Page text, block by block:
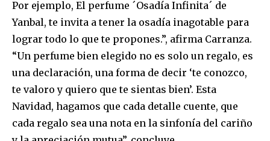
I've read and accept thePrivacy Policy.
Por ejemplo, El perfume ´Osadía Infinita´ de
Yanbal, te invita a tener la osadía inagotable para
lograr todo lo que te propones.”, afirma Carranza.
“Un perfume bien elegido no es solo un regalo, es
una declaración, una forma de decir ‘te conozco,
te valoro y quiero que te sientas bien’. Esta
Navidad, hagamos que cada detalle cuente, que
cada regalo sea una nota en la sinfonía del cariño